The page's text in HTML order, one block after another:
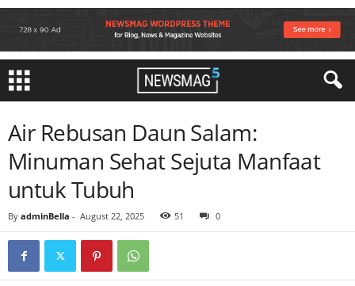
Air Rebusan Daun Salam:
Minuman Sehat Sejuta Manfaat
untuk Tubuh
By adminBella - August 22, 2025 51 0